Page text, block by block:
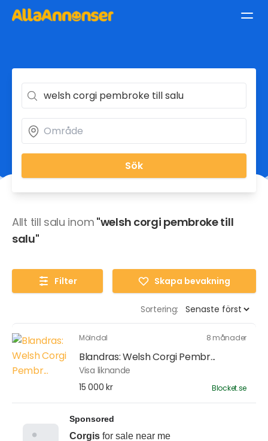
Sök
Allt till salu inom "welsh corgi pembroke till
salu"
Filter Skapa bevakning
Sortering:
Mölndal 8 månader
Blandras: Welsh Corgi Pembr...
Visa liknande
15 000 kr
Blocket.se